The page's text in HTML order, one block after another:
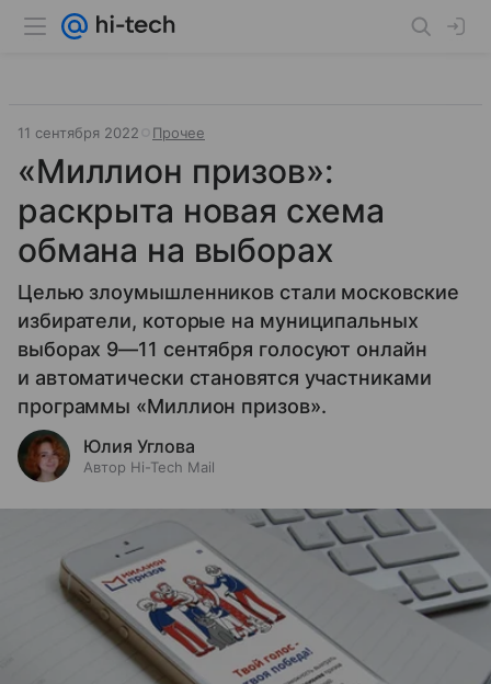
11 сентября 2022 Прочее
«Миллион призов»:
раскрыта новая схема
обмана на выборах
Целью злоумышленников стали московские
избиратели, которые на муниципальных
выборах 9—11 сентября голосуют онлайн
и автоматически становятся участниками
программы «Миллион призов».
Юлия Углова
Автор Hi-Tech Mail